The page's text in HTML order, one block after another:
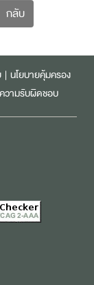
กลับ
| นโยบายคุ้มครอง
ความรับผิดชอบ